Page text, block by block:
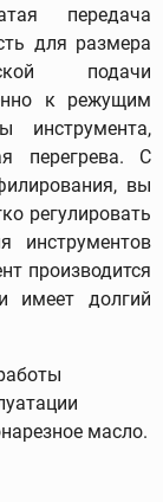
передача
для размера
подачи
к режущим
инструмента,
перегрева. С
вы
регулировать
инструментов
производится
имеет долгий
масло.